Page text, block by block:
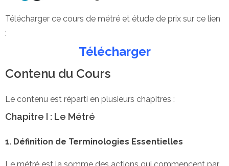
Télécharger ce cours de métré et étude de prix sur ce lien
:
Télécharger
Contenu du Cours
Le contenu est réparti en plusieurs chapitres :
Chapitre I : Le Métré
1. Définition de Terminologies Essentielles